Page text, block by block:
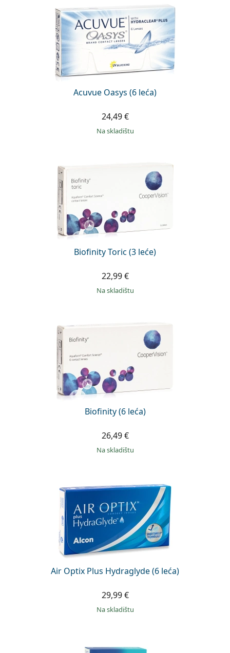
Acuvue Oasys (6 leća)
24,49 €
na skladištu
Biofinity Toric (3 leće)
22,99 €
na skladištu
Biofinity (6 leća)
26,49 €
na skladištu
Air Optix Plus Hydraglyde (6 leća)
29,99 €
na skladištu